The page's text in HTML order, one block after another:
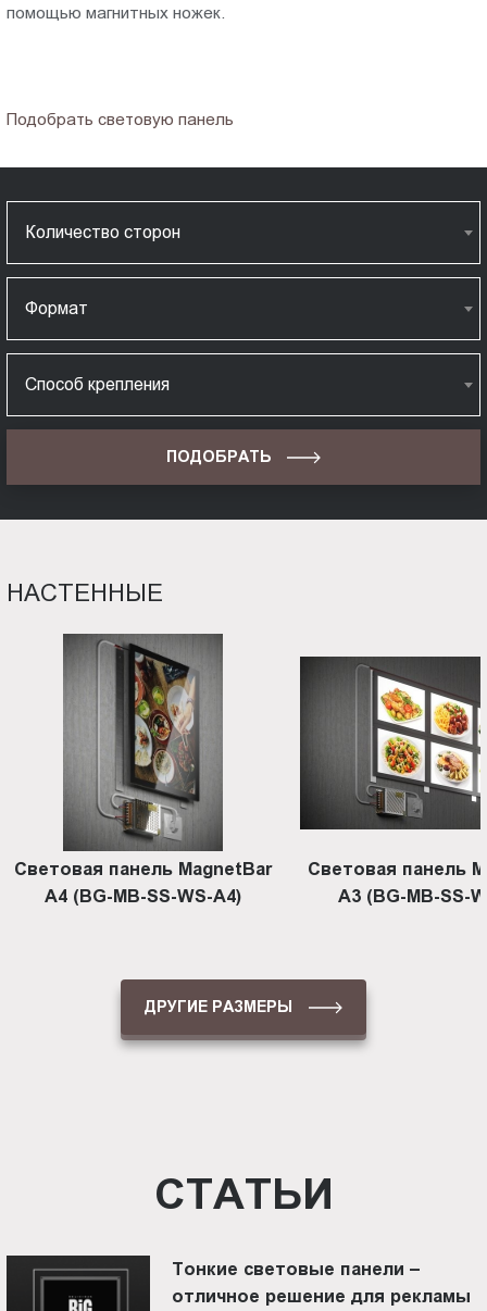
помощью магнитных ножек.
Подобрать световую панель
Количество сторон
Формат
Способ крепления
ПОДОБРАТЬ
НАСТЕННЫЕ
Световая панель MagnetBar
A4 (BG-MB-SS-WS-A4)
Световая панель
А3 (BG-MB-SS-
ДРУГИЕ РАЗМЕРЫ
СТАТЬИ
Тонкие световые панели –
отличное решение для рекламы